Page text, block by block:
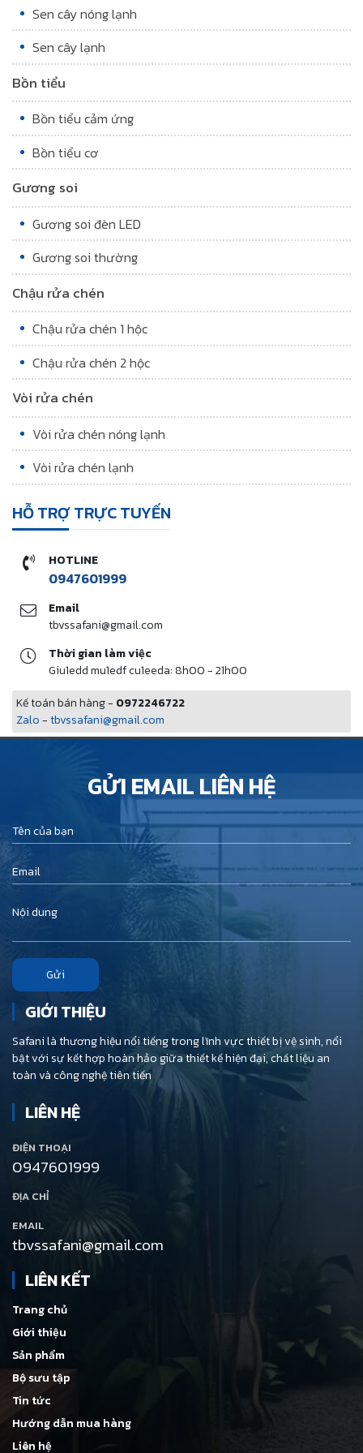
Sen cây nóng lạnh
Sen cây lạnh
Bồn tiểu
Bồn tiểu cảm ứng
Bồn tiểu cơ
Gương soi
Gương soi đèn LED
Gương soi thường
Chậu rửa chén
Chậu rửa chén 1 hộc
Chậu rửa chén 2 hộc
Vòi rửa chén
Vòi rửa chén nóng lạnh
Vòi rửa chén lạnh
HỖ TRỢ TRỰC TUYẾN
HOTLINE
0947601999
Email
tbvssafani@gmail.com
Thời gian làm việc
Giu1edd mu1edf cu1eeda: 8h00 - 21h00
Kế toán bán hàng - 0972246722
Zalo-tbvssafani@gmail.com
GỬI EMAIL LIÊN HỆ
Gửi
GIỚI THIỆU
Safani là thương hiệu nổi tiếng trong lĩnh vực thiết bị vệ sinh, nổi
bật với sự kết hợp hoàn hảo giữa thiết kế hiện đại, chất liệu an
toàn và công nghệ tiên tiến
LIÊN HỆ
ĐIỆN THOẠI
0947601999
ĐỊA CHỈ
EMAIL
tbvssafani@gmail.com
LIÊN KẾT
Trang chủ
Giới thiệu
Sản phẩm
Bộ sưu tập
Tin tức
Hướng dẫn mua hàng
Liên hệ